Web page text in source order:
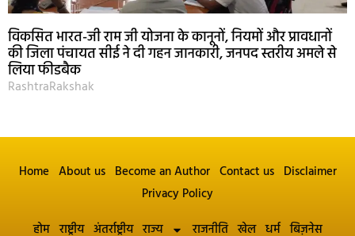
विकसित भारत-जी राम जी योजना के कानूनों, नियमों और प्रावधानों
की जिला पंचायत सीई ने दी गहन जानकारी, जनपद स्तरीय अमले से
लिया फीडबैक
RashtraRakshak
Home About us Become an Author Contact us Disclaimer
Privacy Policy
होम राष्ट्रीय अंतर्राष्ट्रीय राज्य राजनीति खेल धर्म बिज़नेस